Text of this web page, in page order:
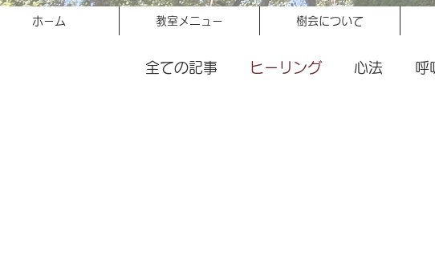
ホーム 教室メニュー 樹会について
全ての記事 ヒーリング 心法 呼